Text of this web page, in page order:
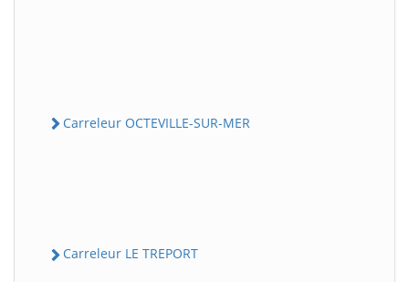
Carreleur OCTEVILLE-SUR-MER
Carreleur LE TREPORT